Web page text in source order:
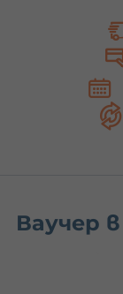
Ваучер